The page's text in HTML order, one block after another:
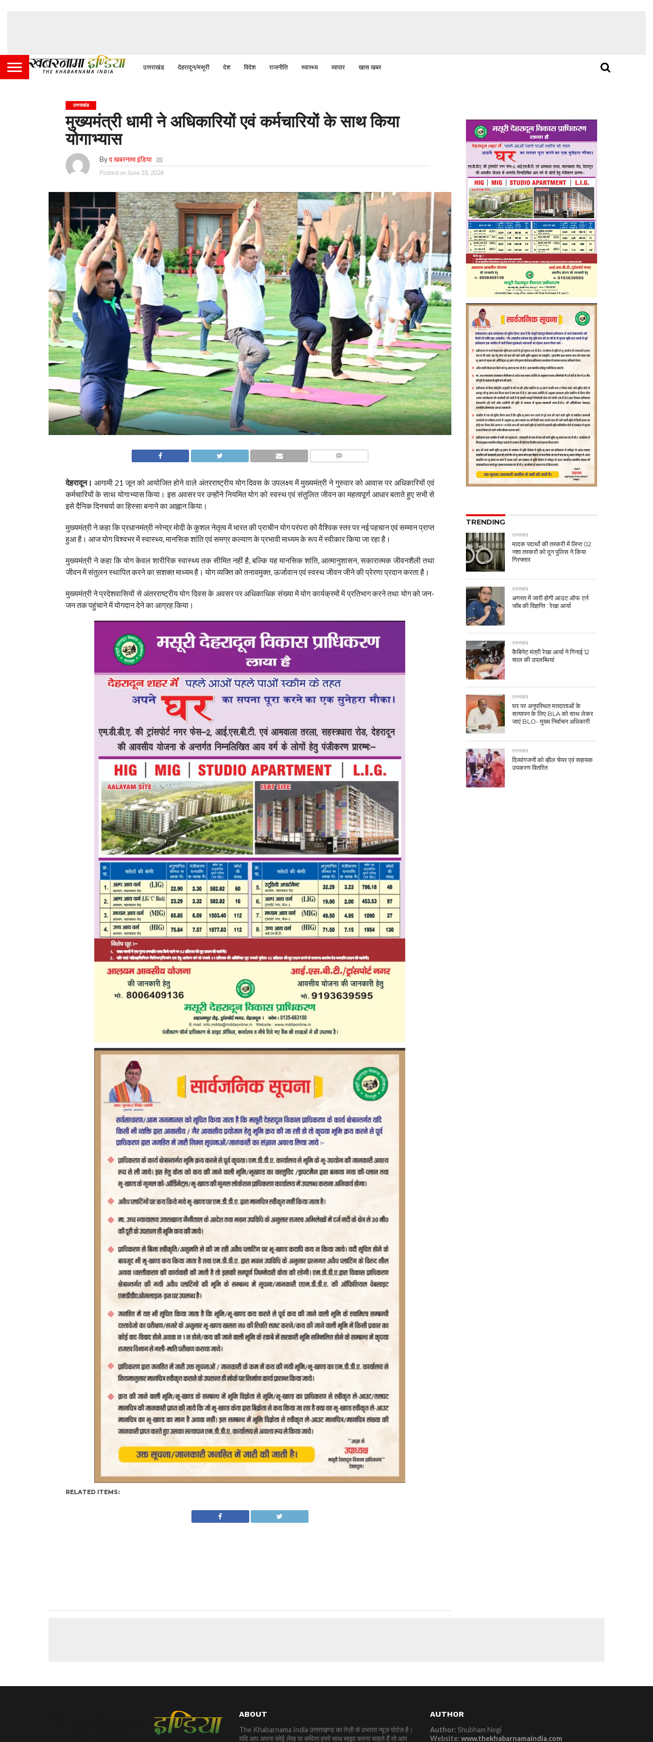
उत्तराखंड देहरादून/मसूरी देश विदेश राजनीति स्वास्थ्य व्यापार खास खबर
उत्तराखंड
मुख्यमंत्री धामी ने अधिकारियों एवं कर्मचारियों के साथ किया
योगाभ्यास
Byद खबरनामा इंडिया
Posted on June 18, 2026
देहरादून। आगामी 21 जून को आयोजित होने वाले अंतरराष्ट्रीय योग दिवस के उपलक्ष्य में मुख्यमंत्री ने गुरुवार को आवास पर अधिकारियों एवं
कर्मचारियों के साथ योगाभ्यास किया। इस अवसर पर उन्होंने नियमित योग को स्वस्थ एवं संतुलित जीवन का महत्वपूर्ण आधार बताते हुए सभी से
इसे दैनिक दिनचर्या का हिस्सा बनाने का आह्वान किया।
मुख्यमंत्री ने कहा कि प्रधानमंत्री नरेन्द्र मोदी के कुशल नेतृत्व में भारत की प्राचीन योग परंपरा को वैश्विक स्तर पर नई पहचान एवं सम्मान प्राप्त
हुआ है। आज योग विश्वभर में स्वास्थ्य, मानसिक शांति एवं समग्र कल्याण के प्रभावी माध्यम के रूप में स्वीकार किया जा रहा है।
मुख्यमंत्री ने कहा कि योग केवल शारीरिक स्वास्थ्य तक सीमित नहीं है, बल्कि यह मानसिक शांति, आत्मानुशासन, सकारात्मक जीवनशैली तथा
जीवन में संतुलन स्थापित करने का सशक्त माध्यम है। योग व्यक्ति को तनावमुक्त, ऊर्जावान एवं स्वस्थ जीवन जीने की प्रेरणा प्रदान करता है।
मुख्यमंत्री ने प्रदेशवासियों से अंतरराष्ट्रीय योग दिवस के अवसर पर अधिकाधिक संख्या में योग कार्यक्रमों में प्रतिभाग करने तथा योग को जन-
जन तक पहुंचाने में योगदान देने का आग्रह किया।
RELATED ITEMS:
TRENDING
उत्तराखंड
मादक पदार्थो की तस्करी में लिप्त 02
नशा तस्करों को दून पुलिस ने किया
गिरफ्तार
उत्तराखंड
अगस्त में जारी होगी आउट ऑफ टर्न
जॉब की विज्ञप्ति : रेखा आर्या
उत्तराखंड
कैबिनेट मंत्री रेखा आर्या ने गिनाई 12
साल की उपलब्धियां
उत्तराखंड
घर पर अनुपस्थित मतदाताओं के
सत्यापन के लिए BLA को साथ लेकर
जाएं BLO- मुख्य निर्वाचन अधिकारी
उत्तराखंड
दिव्यांगजनों को व्हील चेयर एवं सहायक
उपकरण वितरित
ABOUT
The Khabarnama India उत्तराखण्ड का तेज़ी से उभरता न्यूज़ पोर्टल है।
यदि आप अपना कोई लेख या कविता हमरे साथ साझा करना चाहते हैं तो आप
AUTHOR
Author: Shubham Negi
Website: www.thekhabarnamaindia.com